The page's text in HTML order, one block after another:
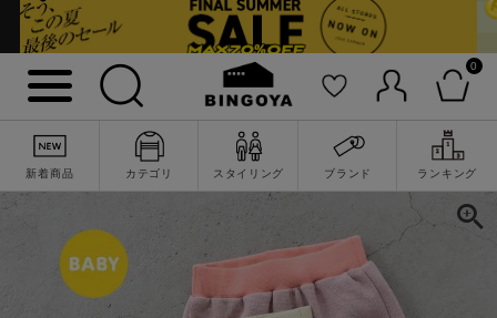
0
新着商品 カテゴリ スタイリング ブランド ランキング